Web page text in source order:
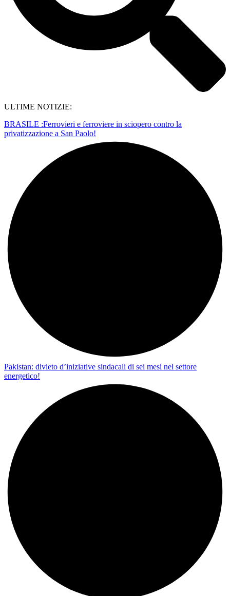
ULTIME NOTIZIE:
BRASILE :Ferrovieri e ferroviere in sciopero contro la
privatizzazione a San Paolo!
Pakistan: divieto d’iniziative sindacali di sei mesi nel settore
energetico!